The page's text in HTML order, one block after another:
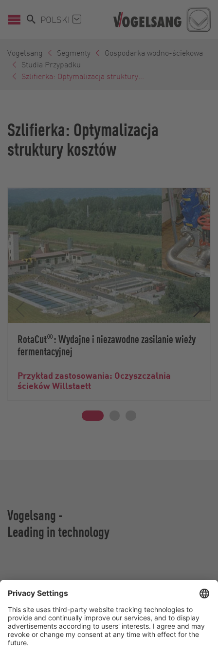
POLSKI
Vogelsang Segmenty
Gospodarka wodno-ściekowa
Studia Przypadku
Szlifierka: Optymalizacja struktury...
Szlifierka: Optymalizacja
struktury kosztów
RotaCut®: Wydajne i niezawodne zasilanie wieży
fermentacyjnej
Przykład zastosowania: Oczyszczalnia
ścieków Willstaett
Vogelsang -
Leading in technology
Al. San Francisco 9
55-020 Rzeplin
Polska